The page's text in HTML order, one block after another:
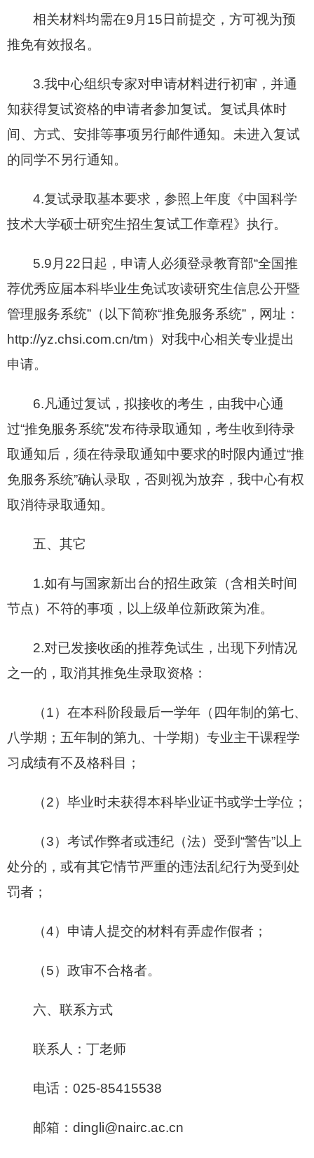
相关材料均需在9月15日前提交，方可视为预
推免有效报名。
3.我中心组织专家对申请材料进行初审，并通
知获得复试资格的申请者参加复试。复试具体时
间、方式、安排等事项另行邮件通知。未进入复试
的同学不另行通知。
4.复试录取基本要求，参照上年度《中国科学
技术大学硕士研究生招生复试工作章程》执行。
5.9月22日起，申请人必须登录教育部“全国推
荐优秀应届本科毕业生免试攻读研究生信息公开暨
管理服务系统”（以下简称“推免服务系统”，网址：
http://yz.chsi.com.cn/tm）对我中心相关专业提出
申请。
6.凡通过复试，拟接收的考生，由我中心通
过“推免服务系统”发布待录取通知，考生收到待录
取通知后，须在待录取通知中要求的时限内通过“推
免服务系统”确认录取，否则视为放弃，我中心有权
取消待录取通知。
五、其它
1.如有与国家新出台的招生政策（含相关时间
节点）不符的事项，以上级单位新政策为准。
2.对已发接收函的推荐免试生，出现下列情况
之一的，取消其推免生录取资格：
（1）在本科阶段最后一学年（四年制的第七、
八学期；五年制的第九、十学期）专业主干课程学
习成绩有不及格科目；
（2）毕业时未获得本科毕业证书或学士学位；
（3）考试作弊者或违纪（法）受到“警告”以上
处分的，或有其它情节严重的违法乱纪行为受到处
罚者；
（4）申请人提交的材料有弄虚作假者；
（5）政审不合格者。
六、联系方式
联系人：丁老师
电话：025-85415538
邮箱：dingli@nairc.ac.cn